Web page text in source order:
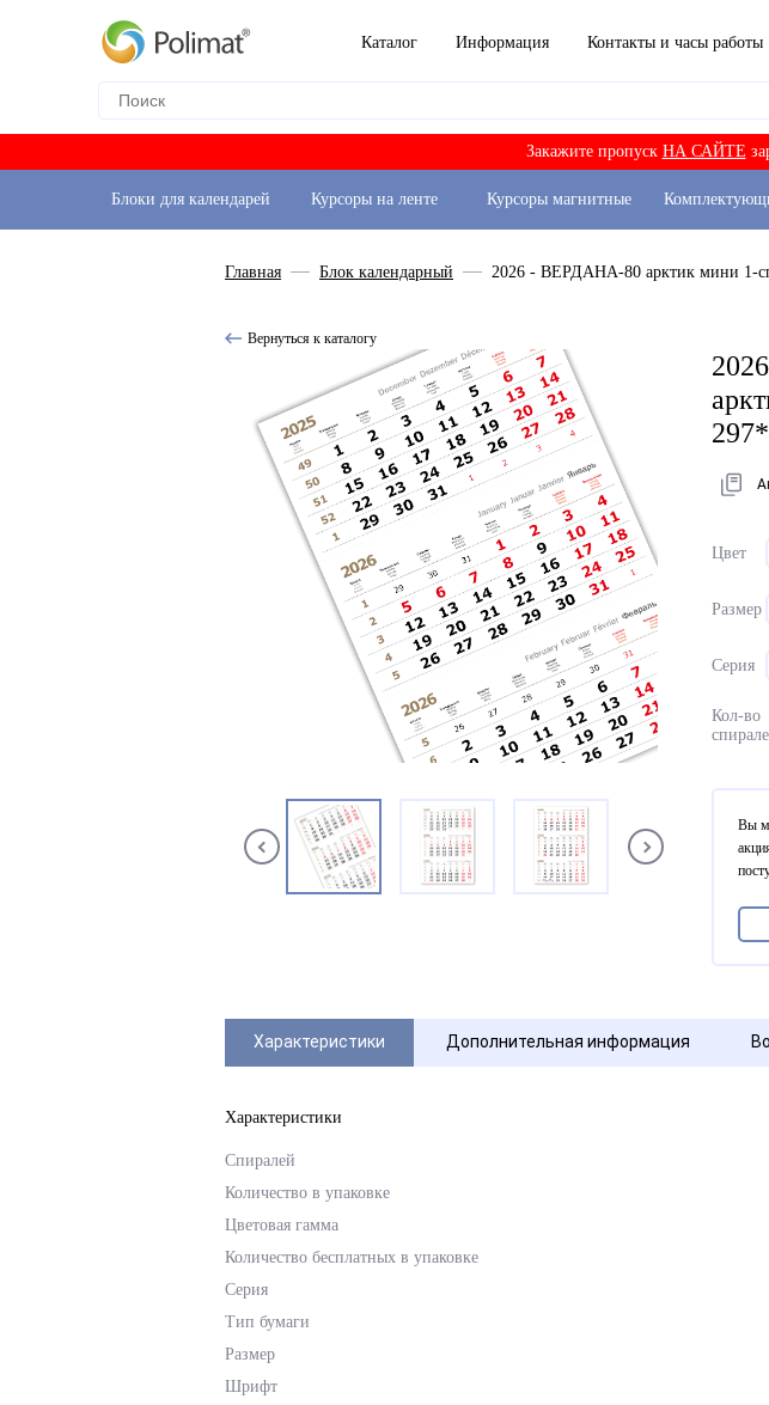
Каталог Информация Контакты и часы работы
Закажите пропуск НА САЙТЕ
Блоки для календарей Курсоры на ленте Курсоры магнитные
Главная Блок календарный 2026 - ВЕРДАНА-80 арктик мини 1-
Вернуться к каталогу
Цвет
Размер
Серия
Кол-во
Вы
Характеристики Дополнительная информация
Характеристики
Спиралей
Количество в упаковке
Цветовая гамма
Количество бесплатных в упаковке
Серия
Тип бумаги
Размер
Шрифт